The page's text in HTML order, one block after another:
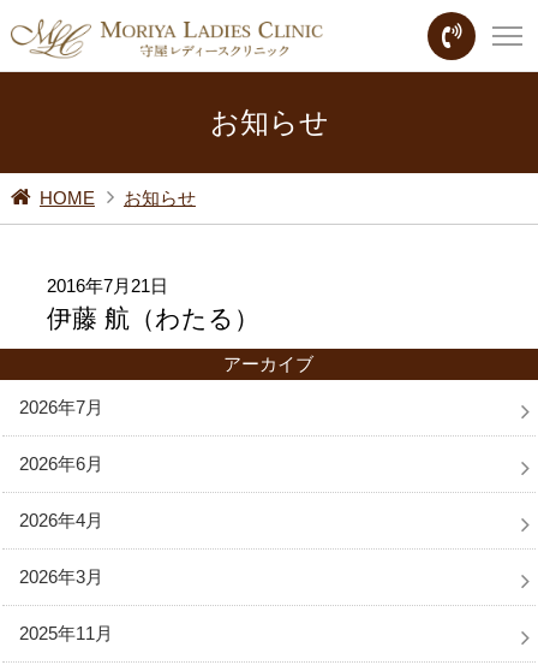
お知らせ
HOME お知らせ
2016年7月21日
伊藤 航（わたる）
アーカイブ
2026年7月
2026年6月
2026年4月
2026年3月
2025年11月